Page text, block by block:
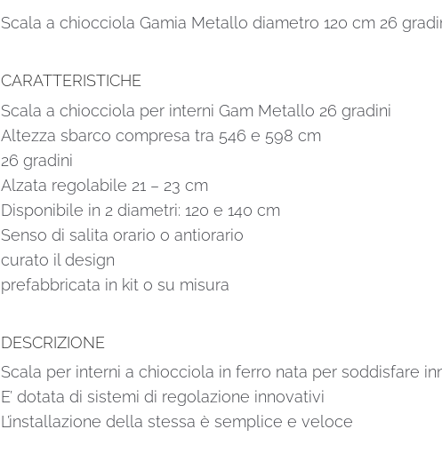
quantità
Scala a chiocciola Gamia Metallo diametro 120 cm 26
CARATTERISTICHE
Scala a chiocciola per interni Gam Metallo 26 gradini
Altezza sbarco compresa tra 546 e 598 cm
26 gradini
Alzata regolabile 21 – 23 cm
Disponibile in 2 diametri: 120 e 140 cm
Senso di salita orario o antiorario
curato il design
prefabbricata in kit o su misura
DESCRIZIONE
Scala per interni a chiocciola in ferro nata per soddisfare
E’ dotata di sistemi di regolazione innovativi
L’installazione della stessa è semplice e veloce